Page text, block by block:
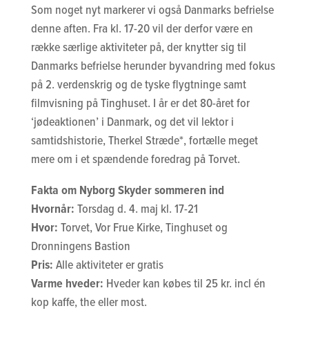
Som noget nyt markerer vi også Danmarks befrielse
denne aften. Fra kl. 17-20 vil der derfor være en
række særlige aktiviteter på, der knytter sig til
Danmarks befrielse herunder byvandring med fokus
på 2. verdenskrig og de tyske flygtninge samt
filmvisning på Tinghuset. I år er det 80-året for
‘jødeaktionen’ i Danmark, og det vil lektor i
samtidshistorie, Therkel Stræde*, fortælle meget
mere om i et spændende foredrag på Torvet.
Fakta om Nyborg Skyder sommeren ind
Hvornår:Torsdag d. 4. maj kl. 17-21
Hvor:Torvet, Vor Frue Kirke, Tinghuset og
Dronningens Bastion
Pris:Alle aktiviteter er gratis
Varme hveder: Hveder kan købes til 25 kr. incl én
kop kaffe, the eller most.